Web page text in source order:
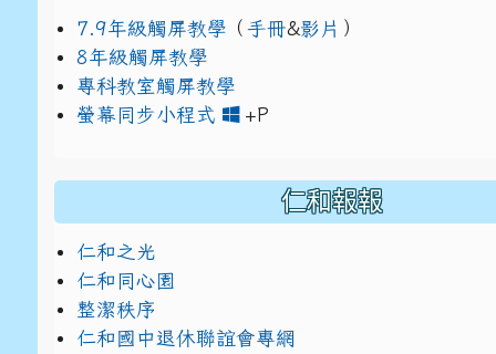
7.9年級觸屏教學 （ 手冊&影片 ）
8年級觸屏教學
專科教室觸屏教學
螢幕同步小程式
+Plink to https://
link to https://
仁和報報
仁和之光
仁和同心園
整潔秩序
仁和國中退休聯誼會專網